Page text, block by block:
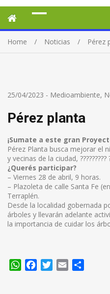
Home Noticias Pérez
25/04/2023 - Medioambiente,
Pérez planta
¡Sumate a este gran
Pérez Planta busca mejorar el
y vecinas de la ciudad, ?????????
¿Querés participar?
– Viernes 28 de abril, 9 horas.
– Plazoleta de calle Santa Fe
Terraplén.
Desde la localidad gobernada
árboles y llevarán adelante
la importancia de cuidar los
WhatsApp
FacebookTwitter
Email